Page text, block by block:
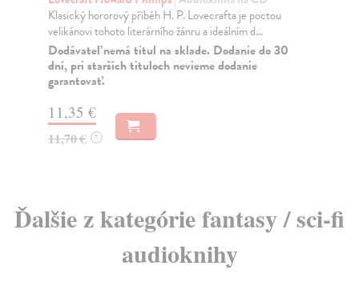
Klasický hororový příběh H. P. Lovecrafta je poctou
velikánovi tohoto literárního žánru a ideálním d...
Dodávateľ nemá titul na sklade. Dodanie do 30
dní, pri starších tituloch nevieme dodanie
garantovať.
11,35 €
11,70 € ?
Ďalšie z kategórie fantasy / sci-fi
audioknihy